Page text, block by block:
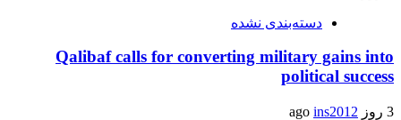
دسته‌بندی نشده
Qalibaf calls for converting military gains into
political success
3 روز ago ins2012